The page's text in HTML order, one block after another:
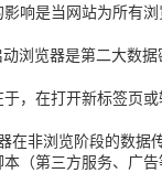
响是当网站为所有
浏览器是第二大数
，在打开新标签页或
在非浏览阶段的数据
（第三方服务、广告